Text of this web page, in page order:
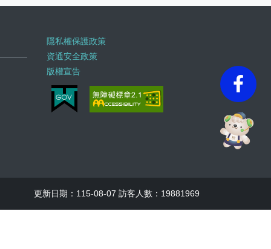
隱私權保護政策
資通安全政策
版權宣告
更新日期：115-08-07 訪客人數：19881969